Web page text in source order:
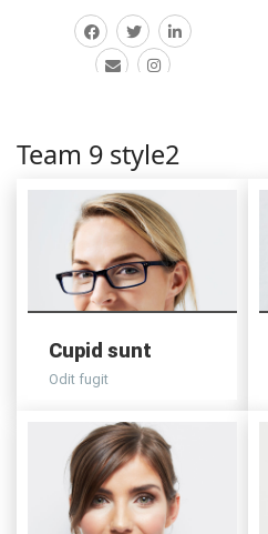
Orper arcu velit vel nisi
pellente sque erat et
risus varius sagitt ut
Team 9 style2
Cupid sunt
Odit fugit